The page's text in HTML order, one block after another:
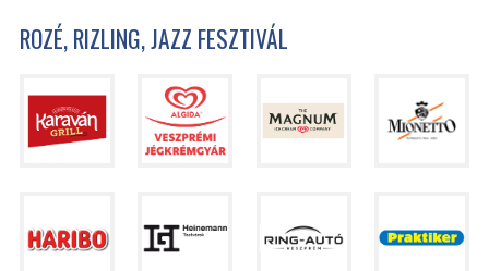
ROZÉ, RIZLING, JAZZ FESZTIVÁL